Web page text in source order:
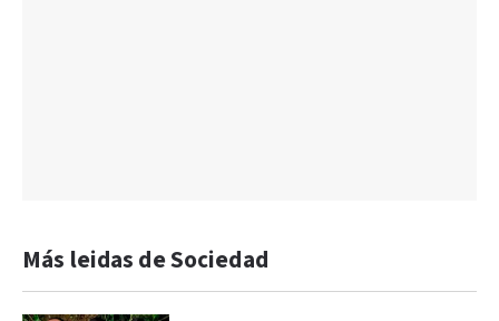
Más leidas de Sociedad